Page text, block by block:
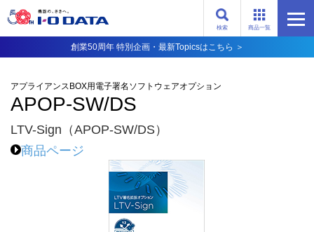
商品一覧
検索
創業50周年 特別企画・最新Topicsはこちら ＞
アプライアンスBOX用電子署名ソフトウェアオプション
APOP-SW/DS
LTV-Sign（APOP-SW/DS）
商品ページ